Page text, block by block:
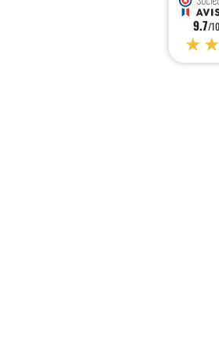
Personnalisez vos
9.7/